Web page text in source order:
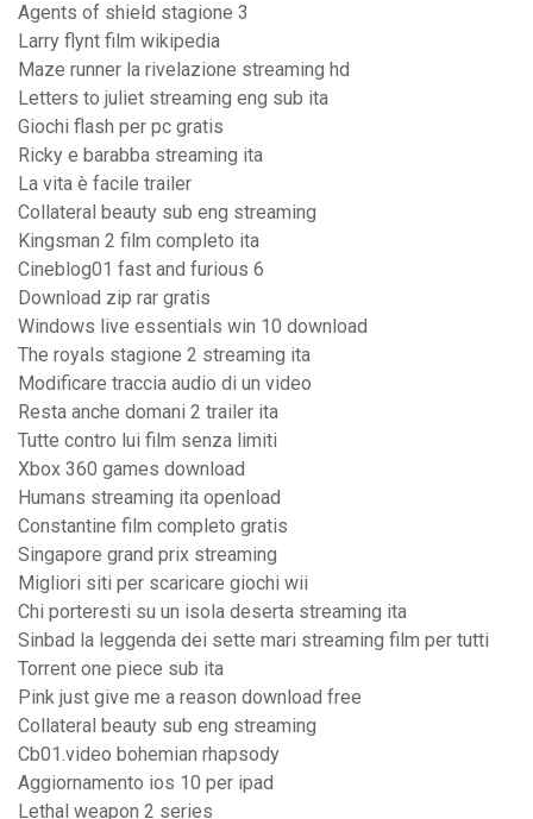
Agents of shield stagione 3
Larry flynt film wikipedia
Maze runner la rivelazione streaming hd
Letters to juliet streaming eng sub ita
Giochi flash per pc gratis
Ricky e barabba streaming ita
La vita è facile trailer
Collateral beauty sub eng streaming
Kingsman 2 film completo ita
Cineblog01 fast and furious 6
Download zip rar gratis
Windows live essentials win 10 download
The royals stagione 2 streaming ita
Modificare traccia audio di un video
Resta anche domani 2 trailer ita
Tutte contro lui film senza limiti
Xbox 360 games download
Humans streaming ita openload
Constantine film completo gratis
Singapore grand prix streaming
Migliori siti per scaricare giochi wii
Chi porteresti su un isola deserta streaming ita
Sinbad la leggenda dei sette mari streaming film per tutti
Torrent one piece sub ita
Pink just give me a reason download free
Collateral beauty sub eng streaming
Cb01.video bohemian rhapsody
Aggiornamento ios 10 per ipad
Lethal weapon 2 series